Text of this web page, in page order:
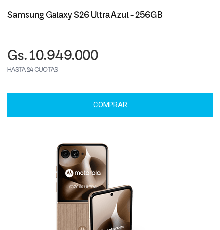
Samsung Galaxy S26 Ultra Azul - 256GB
Gs. 10.949.000
HASTA 24 CUOTAS
COMPRAR